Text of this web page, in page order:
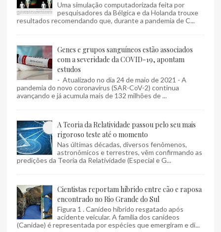
Uma simulação computadorizada feita por
pesquisadores da Bélgica e da Holanda trouxe
resultados recomendando que, durante a pandemia de C...
Genes e grupos sanguíneos estão associados
com a severidade da COVID-19, apontam
estudos
- Atualizado no dia 24 de maio de 2021 - A
pandemia do novo coronavírus (SAR-CoV-2) continua
avançando e já acumula mais de 132 milhões de ...
A Teoria da Relatividade passou pelo seu mais
rigoroso teste até o momento
Nas últimas décadas, diversos fenômenos,
astronômicos e terrestres, vêm confirmando as
predições da Teoria da Relatividade (Especial e G...
Cientistas reportam híbrido entre cão e raposa
encontrado no Rio Grande do Sul
Figura 1 . Canídeo híbrido resgatado após
acidente veicular. A família dos canídeos
(Canidae) é representada por espécies que emergiram e di...